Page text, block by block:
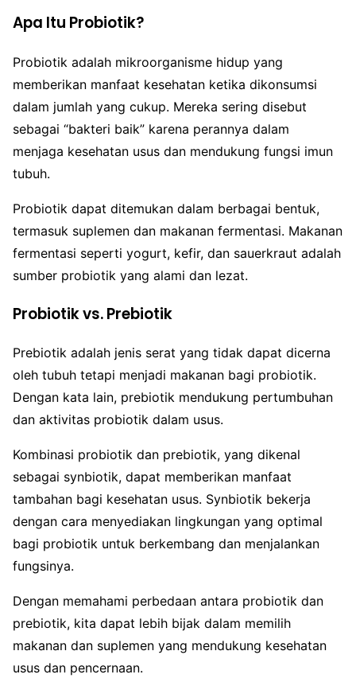
Apa Itu Probiotik?
Probiotik adalah mikroorganisme hidup yang
memberikan manfaat kesehatan ketika dikonsumsi
dalam jumlah yang cukup. Mereka sering disebut
sebagai “bakteri baik” karena perannya dalam
menjaga kesehatan usus dan mendukung fungsi imun
tubuh.
Probiotik dapat ditemukan dalam berbagai bentuk,
termasuk suplemen dan makanan fermentasi. Makanan
fermentasi seperti yogurt, kefir, dan sauerkraut adalah
sumber probiotik yang alami dan lezat.
Probiotik vs. Prebiotik
Prebiotik adalah jenis serat yang tidak dapat dicerna
oleh tubuh tetapi menjadi makanan bagi probiotik.
Dengan kata lain, prebiotik mendukung pertumbuhan
dan aktivitas probiotik dalam usus.
Kombinasi probiotik dan prebiotik, yang dikenal
sebagai synbiotik, dapat memberikan manfaat
tambahan bagi kesehatan usus. Synbiotik bekerja
dengan cara menyediakan lingkungan yang optimal
bagi probiotik untuk berkembang dan menjalankan
fungsinya.
Dengan memahami perbedaan antara probiotik dan
prebiotik, kita dapat lebih bijak dalam memilih
makanan dan suplemen yang mendukung kesehatan
usus dan pencernaan.